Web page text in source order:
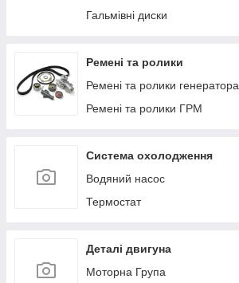
Гальмівні диски
Ремені та ролики
Ремені та ролики генератора
Ремені та ролики ГРМ
Система охолодження
Водяний насос
Термостат
Деталі двигуна
Моторна Група